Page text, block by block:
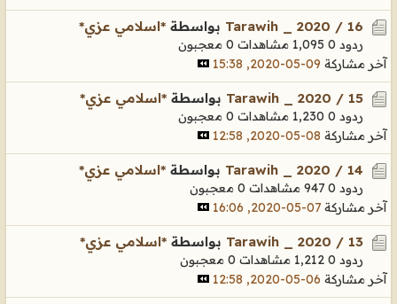
Tarawih _ 2020 / 16 بواسطة *اسلامي عزي*
ردود 0 1,095 مشاهدات
0 معجبون
آخر مشاركة 09-05-2020, 15:38
Tarawih _ 2020 / 15 بواسطة *اسلامي عزي*
ردود 0 1,230 مشاهدات
0 معجبون
آخر مشاركة 08-05-2020, 12:58
Tarawih _ 2020 / 14 بواسطة *اسلامي عزي*
ردود 0 947 مشاهدات
0 معجبون
آخر مشاركة 07-05-2020, 16:06
Tarawih _ 2020 / 13 بواسطة *اسلامي عزي*
ردود 0 1,212 مشاهدات
0 معجبون
آخر مشاركة 06-05-2020, 12:58